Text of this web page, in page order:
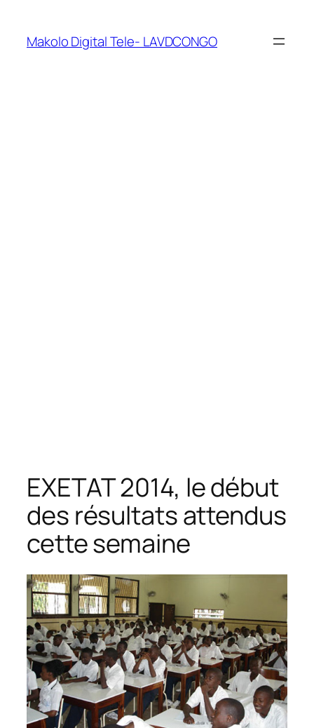
Makolo Digital Tele- LAVDCONGO
EXETAT 2014, le début
des résultats attendus
cette semaine